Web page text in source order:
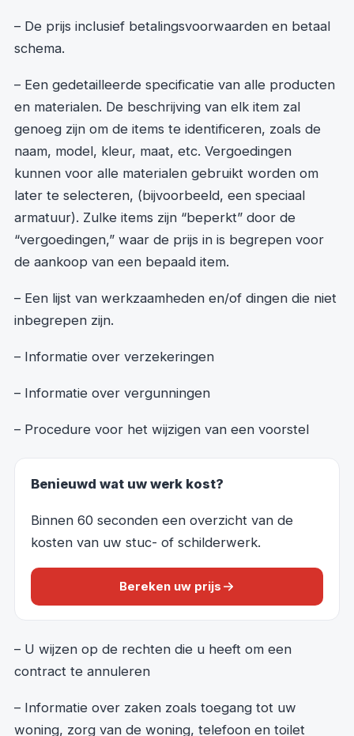
– De prijs inclusief betalingsvoorwaarden en betaal
schema.
– Een gedetailleerde specificatie van alle producten
en materialen. De beschrijving van elk item zal
genoeg zijn om de items te identificeren, zoals de
naam, model, kleur, maat, etc. Vergoedingen
kunnen voor alle materialen gebruikt worden om
later te selecteren, (bijvoorbeeld, een speciaal
armatuur). Zulke items zijn “beperkt” door de
“vergoedingen,” waar de prijs in is begrepen voor
de aankoop van een bepaald item.
– Een lijst van werkzaamheden en/of dingen die niet
inbegrepen zijn.
– Informatie over verzekeringen
– Informatie over vergunningen
– Procedure voor het wijzigen van een voorstel
Benieuwd wat uw werk kost?
Binnen 60 seconden een overzicht van de
kosten van uw stuc- of schilderwerk.
Bereken uw prijs
– U wijzen op de rechten die u heeft om een
contract te annuleren
– Informatie over zaken zoals toegang tot uw
woning, zorg van de woning, telefoon en toilet